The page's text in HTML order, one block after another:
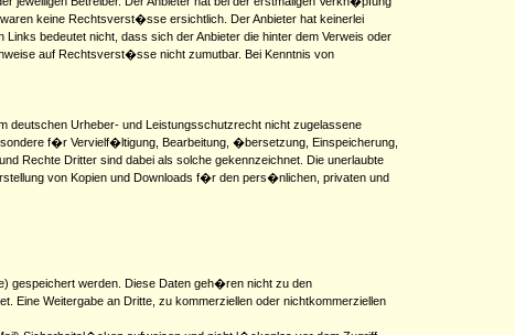
keine Rechtsverst�sse ersichtlich. Der Anbieter hat keinerlei
bedeutet nicht, dass sich der Anbieter die hinter dem Verweis oder
auf Rechtsverst�sse nicht zumutbar. Bei Kenntnis von
deutschen Urheber- und Leistungsschutzrecht nicht zugelassene
f�r Vervielf�ltigung, Bearbeitung, �bersetzung, Einspeicherung,
Rechte Dritter sind dabei als solche gekennzeichnet. Die unerlaubte
von Kopien und Downloads f�r den pers�nlichen, privaten und
gespeichert werden. Diese Daten geh�ren nicht zu den
Eine Weitergabe an Dritte, zu kommerziellen oder nichtkommerziellen